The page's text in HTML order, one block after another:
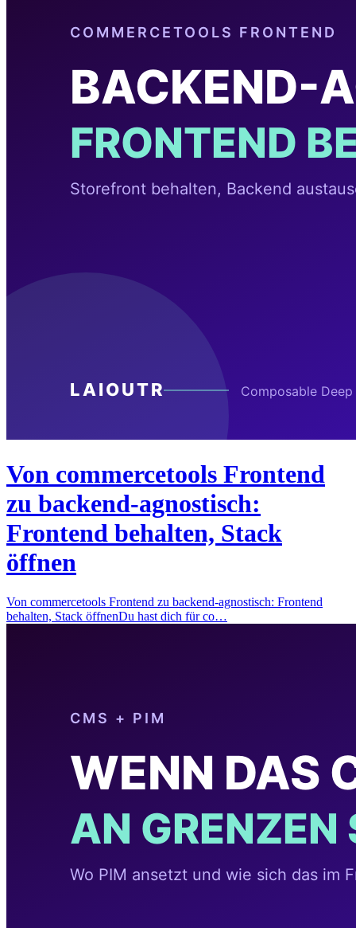
Von commercetools Frontend
zu backend-agnostisch:
Frontend behalten, Stack
öffnen
Von commercetools Frontend zu backend-agnostisch: Frontend
behalten, Stack öffnenDu hast dich für co…